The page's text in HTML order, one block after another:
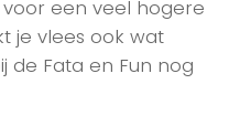
een veel hogere
je vlees ook wat
de Fata en Fun nog